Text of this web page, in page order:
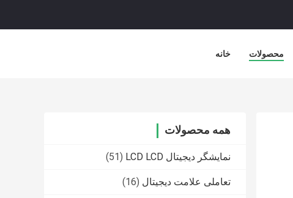
خانه محصولات
همه محصولات
نمایشگر دیجیتال LCD LCD (51)
تعاملی علامت دیجیتال (16)